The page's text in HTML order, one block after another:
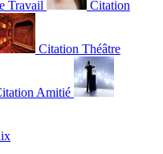
Travail Citation
Citation Théâtre
Amitié